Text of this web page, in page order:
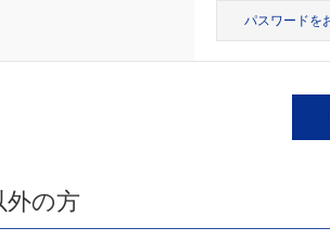
パスワードを
外の方